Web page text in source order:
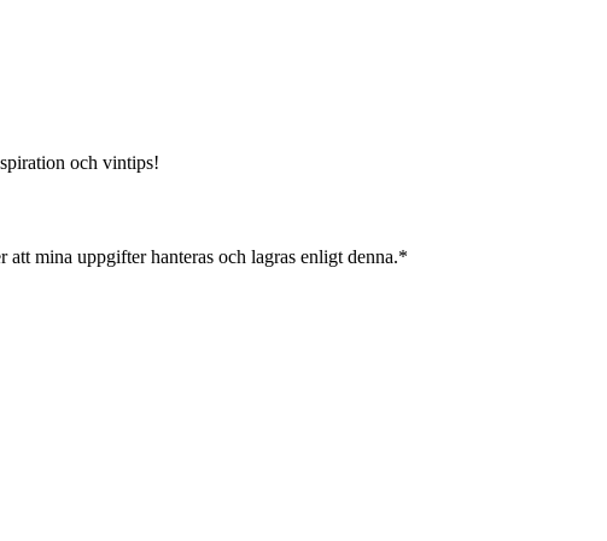
och vintips!
att mina uppgifter hanteras och lagras enligt denna.*